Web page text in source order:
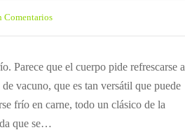
Comentarios
Parece que el cuerpo pide refrescarse a
vacuno, que es tan versátil que puede
frío en carne, todo un clásico de la
que se…